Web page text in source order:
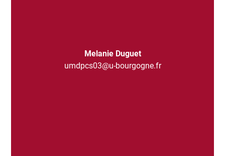
Melanie Duguet
umdpcs03@u-bourgogne.fr